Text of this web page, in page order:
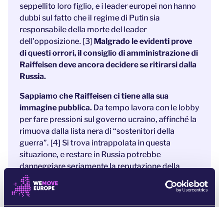
seppellito loro figlio, e i leader europei non hanno
dubbi sul fatto che il regime di Putin sia
responsabile della morte del leader
dell’opposizione. [3] Malgrado le evidenti prove
di questi orrori, il consiglio di amministrazione di
Raiffeisen deve ancora decidere se ritirarsi dalla
Russia.
Sappiamo che Raiffeisen ci tiene alla sua
immagine pubblica. Da tempo lavora con le lobby
per fare pressioni sul governo ucraino, affinché la
rimuova dalla lista nera di “sostenitori della
guerra”. [4] Si trova intrappolata in questa
situazione, e restare in Russia potrebbe
danneggiare seriamente la reputazione della
banca in Europa.
Le nostre pressioni collettive potrebbero